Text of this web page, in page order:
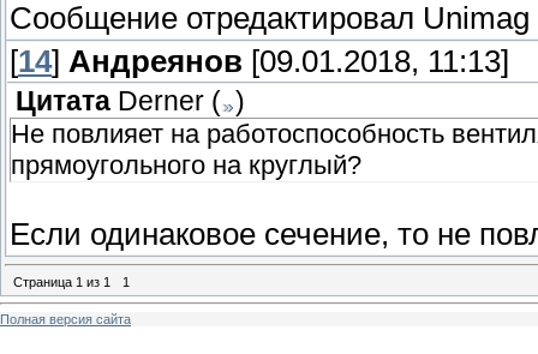
Сообщение отредактировал Unimag
[14] Андреянов [09.01.2018, 11:13]
Цитата Derner ( )
Не повлияет на работоспособность
прямоугольного на круглый?
Если одинаковое сечение, то не
Страница 1 из 1 1
Полная версия сайта